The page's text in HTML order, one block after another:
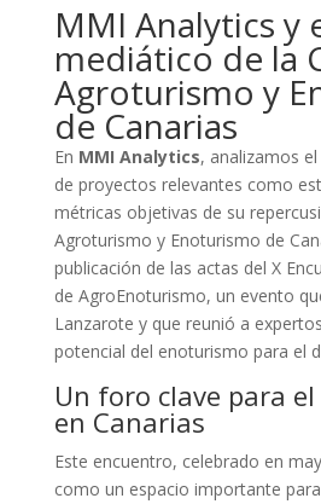
MMI Analytics y
mediático de la
Agroturismo y
de Canarias
En MMI Analytics, analizamos
de proyectos relevantes como
métricas objetivas de su
Agroturismo y Enoturismo de
publicación de las actas del X
de AgroEnoturismo, un evento
Lanzarote y que reunió a
potencial del enoturismo para el
Un foro clave para
en Canarias
Este encuentro, celebrado en
como un espacio importante